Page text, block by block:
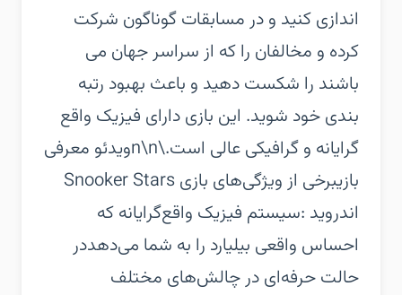
اندازی کنید و در مسابقات گوناگون شرکت
کرده و مخالفان را که از سراسر جهان می
باشند را شکست دهید و باعث بهبود رتبه
بندی خود شوید. این بازی دارای فیزیک واقع
گرایانه و گرافیکی عالی است.\n\nویدئو معرفی
بازی‏برخی از ویژگی‌های بازی Snooker Stars
اندروید :‏سیستم فیزیک واقع‌گرایانه که
احساس واقعی بیلیارد را به شما می‌دهد‏در
حالت حرفه‌ای در چالش‌های مختلف